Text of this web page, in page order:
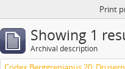
Print
Showing 1
Archival description